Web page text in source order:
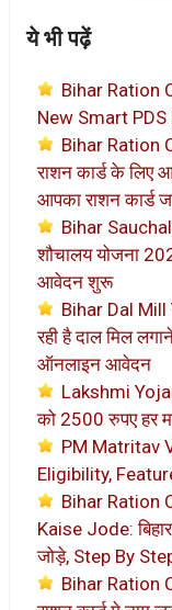
ये भी पढ़ें
Bihar Ration
New Smart
Bihar Ration
राशन कार्ड के
आपका राशन कार्ड
Bihar
शौचालय योजना
आवेदन शुरू
Bihar Dal
रही है दाल मिल
ऑनलाइन आवेदन
Lakshmi
को 2500 रुपए हर
PM Matritav
Eligibility,
Bihar Ration
Kaise Jode:
जोड़े, Step By
Bihar Ration